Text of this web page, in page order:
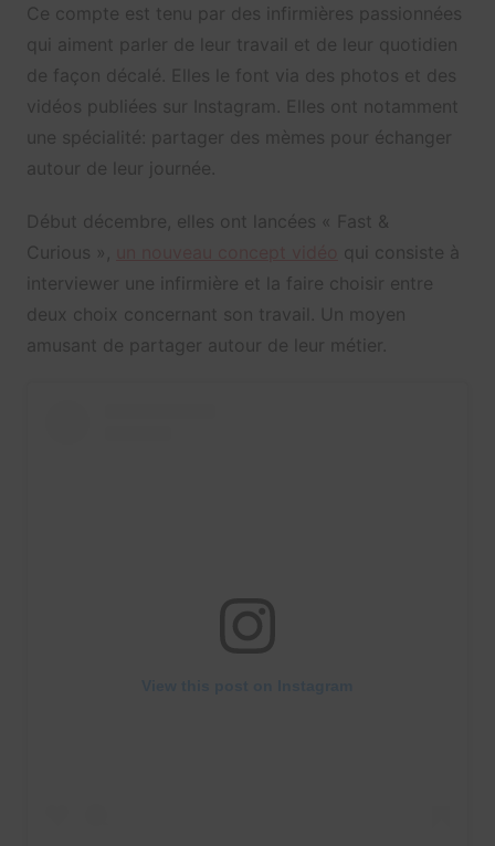
Ce compte est tenu par des infirmières passionnées
qui aiment parler de leur travail et de leur quotidien
de façon décalé. Elles le font via des photos et des
vidéos publiées sur Instagram. Elles ont notamment
une spécialité: partager des mèmes pour échanger
autour de leur journée.
Début décembre, elles ont lancées « Fast &
Curious »,
qui consiste à
interviewer une infirmière et la faire choisir entre
deux choix concernant son travail. Un moyen
amusant de partager autour de leur métier.